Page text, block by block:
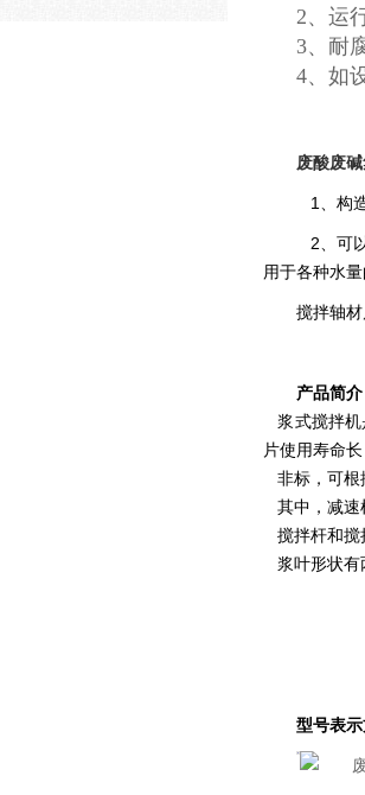
2、运
3、耐
4、如
废酸废
1、构
2、可
用于各种水
搅拌轴
产品简
浆式搅拌机
片使用寿命
非标，可根
其中，减速
搅拌杆和搅
浆叶形状有
型号表